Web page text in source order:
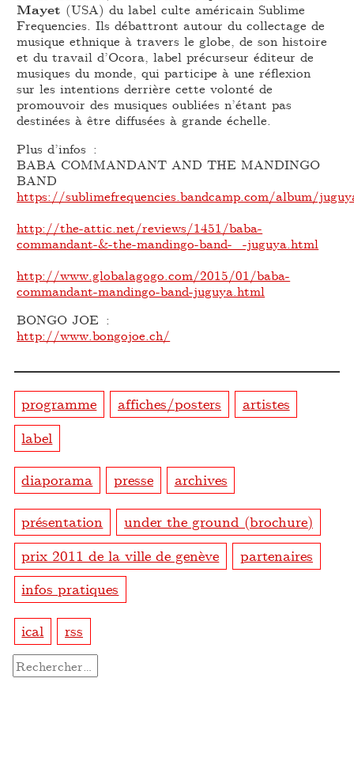
Mayet (USA) du label culte américain Sublime
Frequencies. Ils débattront autour du collectage de
musique ethnique à travers le globe, de son histoire
et du travail d’Ocora, label précurseur éditeur de
musiques du monde, qui participe à une réflexion
sur les intentions derrière cette volonté de
promouvoir des musiques oubliées n’étant pas
destinées à être diffusées à grande échelle.
Plus d’infos :
BABA COMMANDANT AND THE MANDINGO
BAND
https://sublimefrequencies.bandcamp.com/album/
http://the-attic.net/reviews/1451/baba-
commandant-&-the-mandingo-band-_-juguya.html
http://www.globalagogo.com/2015/01/baba-
commandant-mandingo-band-juguya.html
BONGO JOE :
http://www.bongojoe.ch/
programme affiches/posters
artistes
label
diaporama presse archives
présentation
under the ground (brochure)
prix 2011 de la ville de genève
partenaires
infos pratiques
ical rss
Rechercher :